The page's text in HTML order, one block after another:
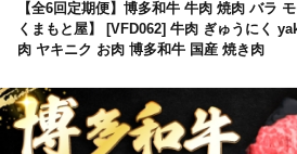
【全6回定期便】博多和牛 牛肉 焼肉 バラ
くまもと屋】 [VFD062] 牛肉 ぎゅうにく
肉 ヤキニク お肉 博多和牛 国産 焼き肉